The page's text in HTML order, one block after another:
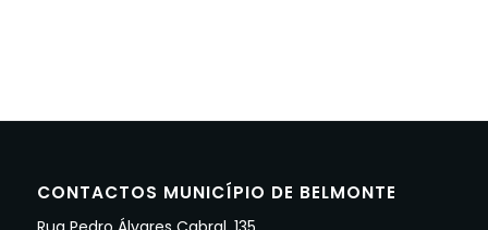
CONTACTOS MUNICÍPIO DE BELMONTE